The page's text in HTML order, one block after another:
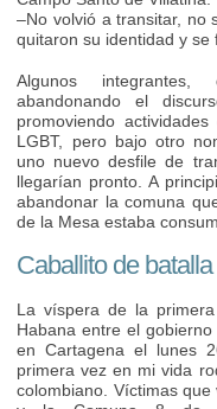
–No volvió a transitar, no
quitaron su identidad y se
Algunos integrantes,
abandonando el
promoviendo
LGBT, pero bajo otro
uno nuevo desfile de
llegarían pronto. A
abandonar la comuna
de la Mesa estaba
Caballito de batalla
La víspera de la
Habana entre el
en Cartagena el lunes
primera vez en mi vida
colombiano. Víctimas